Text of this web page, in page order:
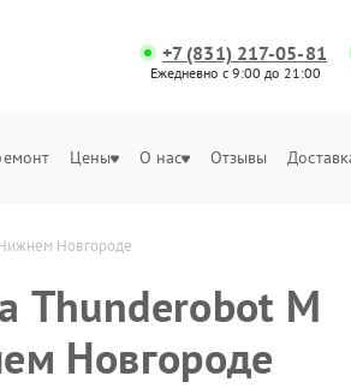
+7 (831) 217-05-81
Ежедневно с 9:00 до 21:00
Цены О нас Отзывы
Новгороде
Thunderobot M
Новгороде